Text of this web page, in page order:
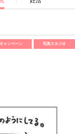
キャンペーン 写真スタジオ